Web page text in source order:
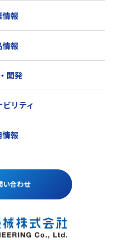
い合わせ
情報
情報
開発
リティ
報